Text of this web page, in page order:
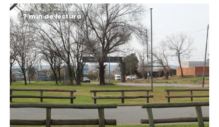
7 min de lectura